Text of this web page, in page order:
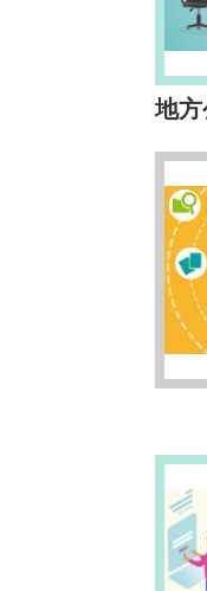
地